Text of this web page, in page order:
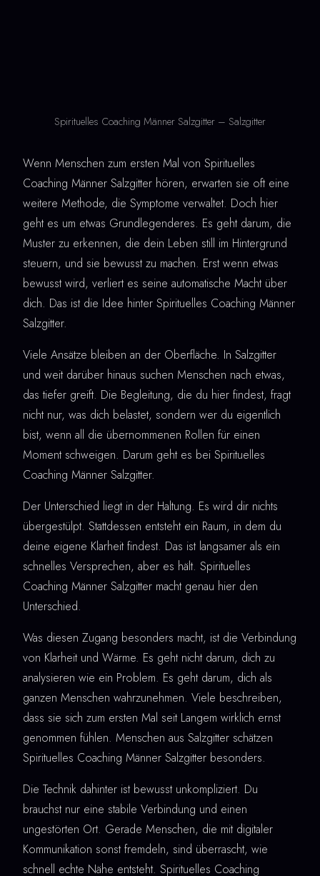
Spirituelles Coaching Männer Salzgitter – Salzgitter
Wenn Menschen zum ersten Mal von Spirituelles
Coaching Männer Salzgitter hören, erwarten sie oft eine
weitere Methode, die Symptome verwaltet. Doch hier
geht es um etwas Grundlegenderes. Es geht darum, die
Muster zu erkennen, die dein Leben still im Hintergrund
steuern, und sie bewusst zu machen. Erst wenn etwas
bewusst wird, verliert es seine automatische Macht über
dich. Das ist die Idee hinter Spirituelles Coaching Männer
Salzgitter.
Viele Ansätze bleiben an der Oberfläche. In Salzgitter
und weit darüber hinaus suchen Menschen nach etwas,
das tiefer greift. Die Begleitung, die du hier findest, fragt
nicht nur, was dich belastet, sondern wer du eigentlich
bist, wenn all die übernommenen Rollen für einen
Moment schweigen. Darum geht es bei Spirituelles
Coaching Männer Salzgitter.
Der Unterschied liegt in der Haltung. Es wird dir nichts
übergestülpt. Stattdessen entsteht ein Raum, in dem du
deine eigene Klarheit findest. Das ist langsamer als ein
schnelles Versprechen, aber es hält. Spirituelles
Coaching Männer Salzgitter macht genau hier den
Unterschied.
Was diesen Zugang besonders macht, ist die Verbindung
von Klarheit und Wärme. Es geht nicht darum, dich zu
analysieren wie ein Problem. Es geht darum, dich als
ganzen Menschen wahrzunehmen. Viele beschreiben,
dass sie sich zum ersten Mal seit Langem wirklich ernst
genommen fühlen. Menschen aus Salzgitter schätzen
Spirituelles Coaching Männer Salzgitter besonders.
Die Technik dahinter ist bewusst unkompliziert. Du
brauchst nur eine stabile Verbindung und einen
ungestörten Ort. Gerade Menschen, die mit digitaler
Kommunikation sonst fremdeln, sind überrascht, wie
schnell echte Nähe entsteht. Spirituelles Coaching